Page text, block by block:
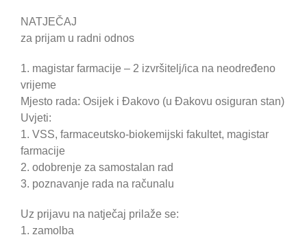
NATJEČAJ
za prijam u radni odnos
1. magistar farmacije – 2 izvršitelj/ica na neodređeno
vrijeme
Mjesto rada: Osijek i Đakovo (u Đakovu osiguran stan)
Uvjeti:
1. VSS, farmaceutsko-biokemijski fakultet, magistar
farmacije
2. odobrenje za samostalan rad
3. poznavanje rada na računalu
Uz prijavu na natječaj prilaže se:
1. zamolba